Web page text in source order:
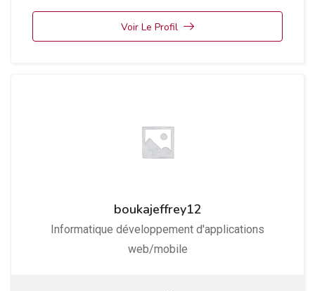
Voir Le Profil
boukajeffrey12
Informatique développement d'applications
web/mobile